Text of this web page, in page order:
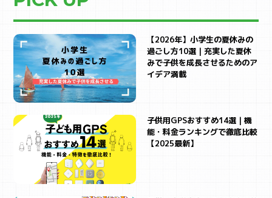
【2026年】小学生の夏休みの
過ごし方10選｜充実した夏休
みで子供を成長させるためのア
イデア満載
子供用GPSおすすめ14選｜機
能・料金ランキングで徹底比較
【2025最新】